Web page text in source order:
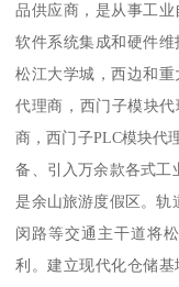
品供应商，是从事工
软件系统集成和硬件
松江大学城，西边和
代理商，西门子模块
商，西门子PLC模块代
备、引入万余款各式工
是余山旅游度假区。轨
闵路等交通主干道将
利。建立现代化仓储